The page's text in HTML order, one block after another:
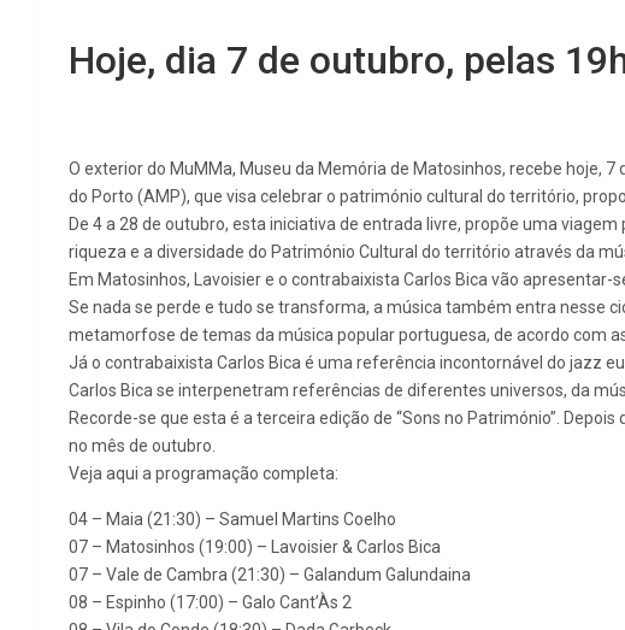
Hoje, dia 7 de outubro, pelas
O exterior do MuMMa, Museu da Memória de Matosinhos, recebe hoje,
do Porto (AMP), que visa celebrar o património cultural do território,
De 4 a 28 de outubro, esta iniciativa de entrada livre, propõe uma
riqueza e a diversidade do Património Cultural do território através da
Em Matosinhos, Lavoisier e o contrabaixista Carlos Bica vão apresentar-
Se nada se perde e tudo se transforma, a música também entra nesse
metamorfose de temas da música popular portuguesa, de acordo com
Já o contrabaixista Carlos Bica é uma referência incontornável do jazz
Carlos Bica se interpenetram referências de diferentes universos, da
Recorde-se que esta é a terceira edição de “Sons no Património”.
no mês de outubro.
Veja aqui a programação completa:
04 – Maia (21:30) – Samuel Martins Coelho
07 – Matosinhos (19:00) – Lavoisier & Carlos Bica
07 – Vale de Cambra (21:30) – Galandum Galundaina
08 – Espinho (17:00) – Galo Cant’Às 2